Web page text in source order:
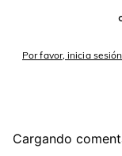
Por favor, inicia
Cargando